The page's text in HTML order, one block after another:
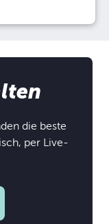
die beste
per Live-